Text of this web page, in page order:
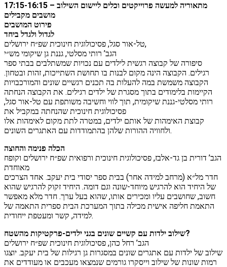
17:15-16:15 מתאוריה למעשה פרוייקטים וכלים ליישום השילוב –
מושבים מקבילים
פירוט המושבים
לגדול ולגדל ביחד
טל-אור סגל, פסיכולוגית חינוכית שפ״ח ירושלים,
הגב’ רותי מסלטי, גננת גן שיקומי מש״י
סיפורה של קבוצה רגשית לילדים עם נכויות שמשתלבים בבתי ספר
רגילים. הקבוצה הינה מקום לבנות בו תחושת השתייכות, זהות ובטחון.
הקבוצה משמשת במה להעלות בה תכנים רגשיים שונים והמורכבויות
הקיימות בלימודים בתוך מסגרת של ילדים רגילים. את הקבוצה הנחתה
רותי מסלטי-גננת שיקומית, תוך לווי וחשיבה משותפת עם טל-אור סגל,
פסיכולוגית חינוכית שהנחתה במקביל את
קבוצת האימהות של אותם ילדים, במטרה לתת מקום לאימהות אלו
ולחוויה ההורות שלהן בהתמודדות עם האתגרים השונים.
הכלה פנימה והחוצה
הגב’ דורית בן גד-אלבז, פסיכולוגית חינוכית ורפואית שפ״ח ירושלים וקופח
מאוחדת
חדר מל״א (מרחב למידה אחר) בבית ספר יסודי בית יעקב. אחד הצרכים
של היחיד הוא להרגיש מיוחד-שונה וגם דומה. היחיד זקוק להרגיש שהוא
חשוב, שחושבים עליו ומכירים אותו, שהוא בעל ערך. חדר מלא מאפשר
התאמת חליפה אישית מכילה בתוך המערכת הבית ספרית התאמה של
למידה, קשר ומעטפת ייחודית.
שילוב ילדות עם קשיים שונים בגני ילדים-פרקטיקות מהשטח?
הגב’ רחל כהן, פסיכולוגית חינוכית שפ״ח ירושלים
שילוב של ילדות עם אתגרים שונים במסגרות גן רגילות של בית יעקב. יוצגו
רמות שונות של שילוב וייסקרו גורמים שנמצאו מעכבים או מעודדים את